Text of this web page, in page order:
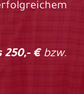
250,- € bzw.